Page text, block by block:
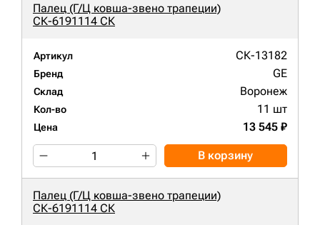
Палец (Г/Ц ковша-звено трапеции)
СК-6191114 СК
Артикул СК-13182
Бренд GE
Склад Воронеж
Кол-во 11 шт
Цена 13 545 ₽
В корзину
Палец (Г/Ц ковша-звено трапеции)
СК-6191114 СК